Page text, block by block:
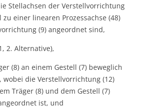
Stellachsen der Verstellvorrichtung
zu einer linearen Prozessachse (48)
(9) angeordnet sind,
2. Alternative),
(8) an einem Gestell (7) beweglich
wobei die Verstellvorrichtung (12)
Träger (8) und dem Gestell (7)
ist, und